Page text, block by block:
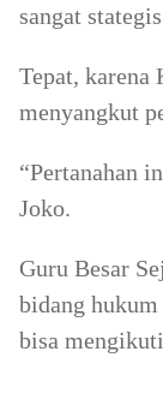
sangat
Tepat, karena
menyangkut
“Pertanahan
Joko.
Guru Besar
bidang
bisa